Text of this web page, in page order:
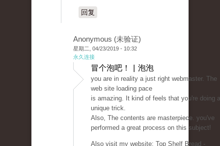
回复
Anonymous (未验证)
星期二, 04/23/2019 - 10:32
永久连接
冒个泡吧！ | 泡泡
you are in reality a just right webmaster. The
web site loading pace
is amazing. It kind of feels that you're doing
unique trick.
Also, The contents are masterpiece. you've
performed a great process on this subject!
Also visit my website; Top Shelf Bread -